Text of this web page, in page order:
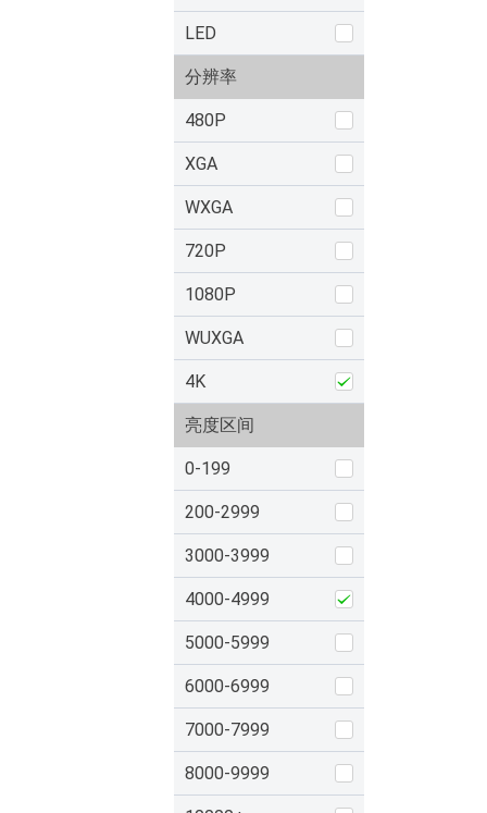
LED
分辨率
480P
XGA
WXGA
720P
1080P
WUXGA
4K
亮度区间
0-199
200-2999
3000-3999
4000-4999
5000-5999
6000-6999
7000-7999
8000-9999